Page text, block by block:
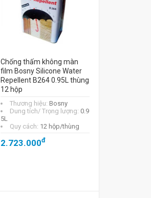
Chống thấm không màn
film Bosny Silicone Water
Repellent B264 0.95L thùng
12 hộp
Thương hiệu: Bosny
Dung tích/ Trọng lượng: 0.9
5L
Quy cách: 12 hộp/thùng
2.723.000đ